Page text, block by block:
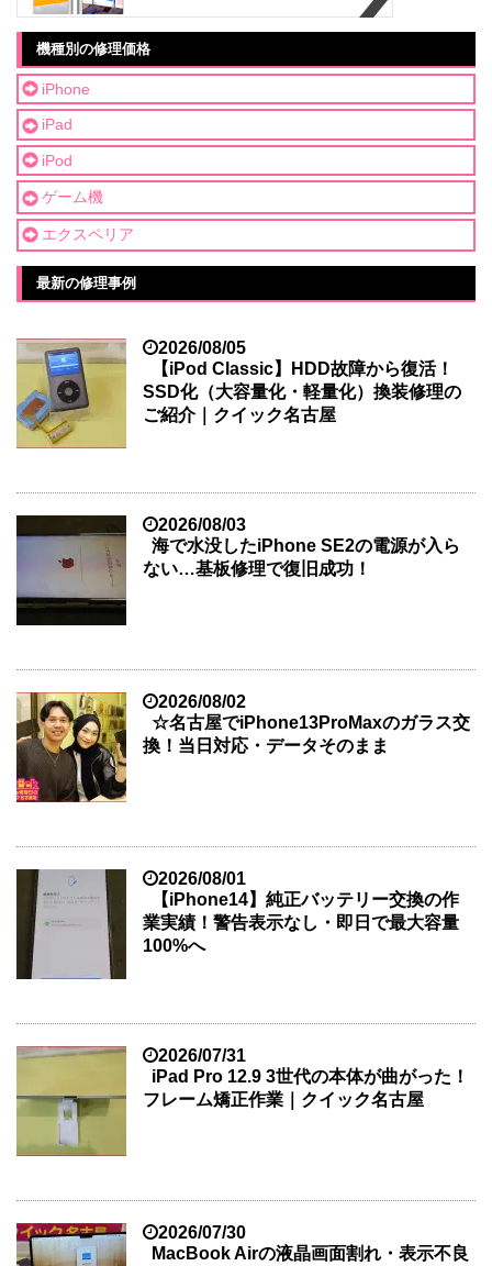
機種別の修理価格
iPhone
iPad
iPod
ゲーム機
エクスペリア
最新の修理事例
2026/08/05
【iPod Classic】HDD故障から復活！
SSD化（大容量化・軽量化）換装修理の
ご紹介｜クイック名古屋
2026/08/03
海で水没したiPhone SE2の電源が入ら
ない…基板修理で復旧成功！
2026/08/02
☆名古屋でiPhone13ProMaxのガラス交
換！当日対応・データそのまま
2026/08/01
【iPhone14】純正バッテリー交換の作
業実績！警告表示なし・即日で最大容量
100%へ
2026/07/31
iPad Pro 12.9 3世代の本体が曲がった！
フレーム矯正作業｜クイック名古屋
2026/07/30
MacBook Airの液晶画面割れ・表示不良